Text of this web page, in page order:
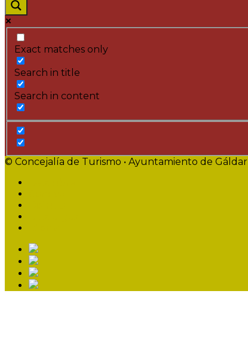
Exact matches only
Search in title
Search in content
© Concejalía de Turismo • Ayuntamiento de Gáldar